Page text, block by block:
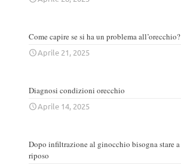
Come capire se si ha un problema all’orecchio?
Aprile 21, 2025
Diagnosi condizioni orecchio
Aprile 14, 2025
Dopo infiltrazione al ginocchio bisogna stare a
riposo